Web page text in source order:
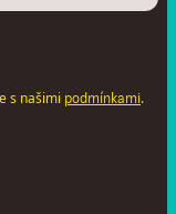
s našimi podmínkami.